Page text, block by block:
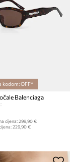
kodom: OFF*
Balenciaga
cijena:299,90 €
229,90 €